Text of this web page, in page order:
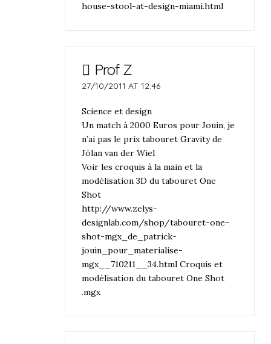
house-stool-at-design-miami.html
Prof Z
27/10/2011 AT 12:46
Science et design
Un match à 2000 Euros pour Jouin, je
n’ai pas le prix tabouret Gravity de
Jólan van der Wiel
Voir les croquis à la main et la
modélisation 3D du tabouret One
Shot
http://www.zelys-
designlab.com/shop/tabouret-one-
shot-mgx_de_patrick-
jouin_pour_materialise-
mgx__710211__34.html Croquis et
modélisation du tabouret One Shot
.mgx